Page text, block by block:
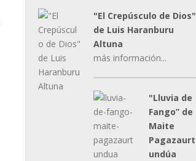
"El Crepúsculo de Dios"
de Luis Haranburu
Altuna
más información...
"Lluvia de
Fango” de
Maite
Pagazaurt
undúa